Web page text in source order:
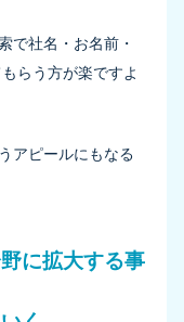
で社名・お名前・
らう方が楽ですよ
アピールにもなる
に拡大する事